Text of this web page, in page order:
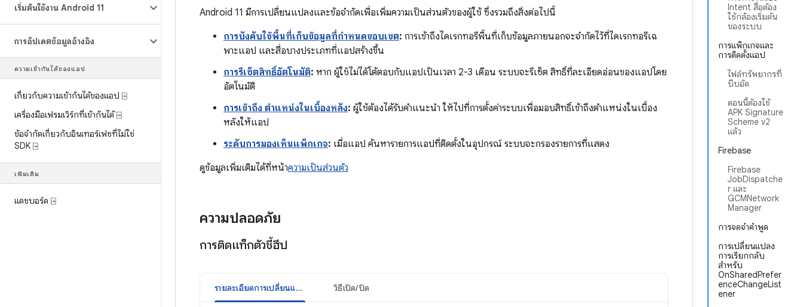
เริ่มต้นใช้งาน Android 11
การอัปเดตข้อมูลอ้างอิง
ความเข้ากันได้ของแอป
เกี่ยวกับความเข้ากันได้ของแอป ⍈
เครื่องมือเฟรมเวิร์กที่เข้ากันได้ ⍈
ข้อจำกัดเกี่ยวกับอินเทอร์เฟซที่ไม่ใช่
SDK ⍈
เพิ่มเติม
แดชบอร์ด ⍈
Intent สื่อต้อง
ใช้กล้องเริ่มต้น
ของระบบ
การแพ็กเกจและ
การติดตั้งแอป
ไฟล์ทรัพยากรที่
บีบอัด
ตอนนี้ต้องใช้
APK Signature
Scheme v2
แล้ว
Firebase
Firebase
JobDispatche
r และ
GCMNetwork
Manager
การจดจำคำพูด
การเปลี่ยนแปลง
การเรียกกลับ
สำหรับ
OnSharedPrefer
enceChangeList
ener
Android 11 มีการเปลี่ยนแปลงและข้อจำกัดเพื่อเพิ่มความเป็นส่วนตัวของผู้ใช้ ซึ่งรวมถึงสิ่งต่อไปนี้
การบังคับใช้พื้นที่เก็บข้อมูลที่กำหนดขอบเขต: การเข้าถึงไดเรกทอรีพื้นที่เก็บข้อมูลภายนอกจะจำกัดไว้ที่ไดเรกทอรีเฉ
พาะแอป และสื่อบางประเภทที่แอปสร้างขึ้น
การรีเซ็ตสิทธิ์อัตโนมัติ: หาก ผู้ใช้ไม่ได้โต้ตอบกับแอปเป็นเวลา 2-3 เดือน ระบบจะรีเซ็ต สิทธิ์ที่ละเอียดอ่อนของแอปโดย
อัตโนมัติ
การเข้าถึง ตำแหน่งในเบื้องหลัง: ผู้ใช้ต้องได้รับคำแนะนำ ให้ไปที่การตั้งค่าระบบเพื่อมอบสิทธิ์เข้าถึงตำแหน่งในเบื้อง
หลังให้แอป
ระดับการมองเห็นแพ็กเกจ: เมื่อแอป ค้นหารายการแอปที่ติดตั้งในอุปกรณ์ ระบบจะกรองรายการที่แสดง
ดูข้อมูลเพิ่มเติมได้ที่หน้าความเป็นส่วนตัว
ความปลอดภัย
การติดแท็กตัวชี้ฮีป
รายละเอียดการเปลี่ยนแปลง วิธีเปิด/ปิด